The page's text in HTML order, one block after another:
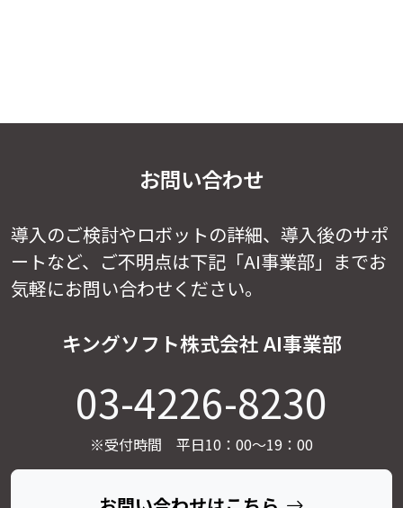
お問い合わせ
導入のご検討やロボットの詳細、導入後のサポ
ートなど、 ご不明点は下記「AI事業部」までお
気軽にお問い合わせください。
キングソフト株式会社 AI事業部
03-4226-8230
※受付時間 平日10：00～19：00